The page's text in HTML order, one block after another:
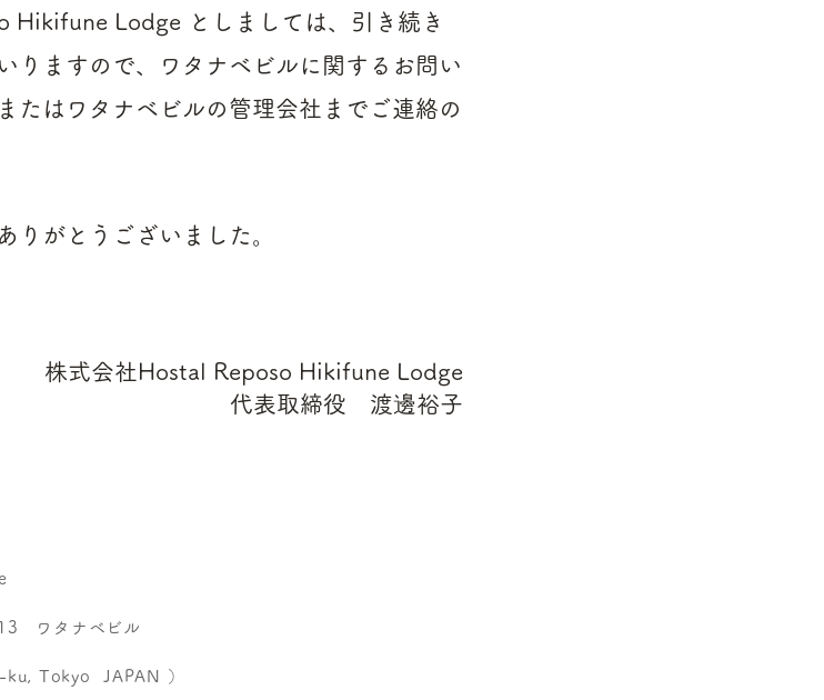
Hikifune Lodge としましては、引き続き
りますので、ワタナベビル に関するお問い
またはワタナベビルの管理会社 までご連絡の
りがとうございました。
株式会社Hostal Reposo Hikifune Lodge
代表取締役 渡邊裕子
ワタナベビル
Tokyo JAPAN ）